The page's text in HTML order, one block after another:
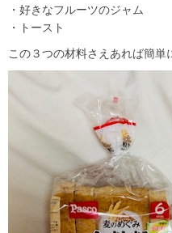
・好きなフルーツのジャム
・トースト
この３つの材料さえあれば簡単